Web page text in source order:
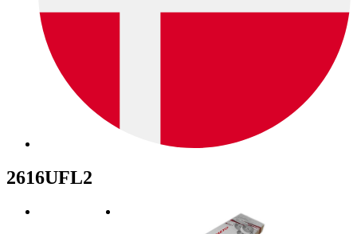
2616UFL2